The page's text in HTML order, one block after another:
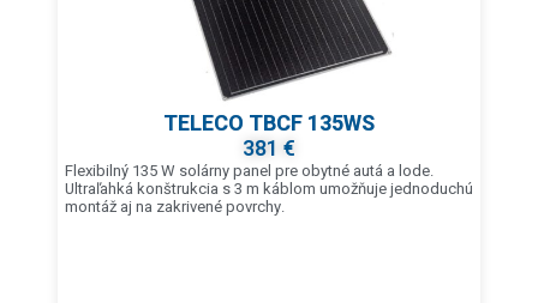
TELECO TBCF 135WS
381 €
Flexibilný 135 W solárny panel pre obytné autá a lode.
Ultraľahká konštrukcia s 3 m káblom umožňuje jednoduchú
montáž aj na zakrivené povrchy.